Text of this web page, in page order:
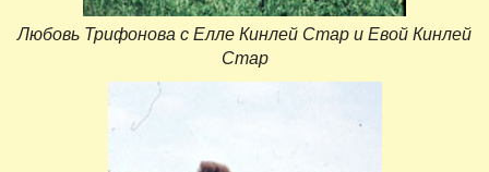
Любовь Трифонова с Елле Кинлей Стар и Евой Кинлей
Стар